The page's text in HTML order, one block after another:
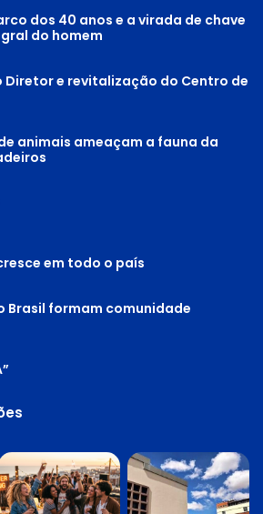
dos 40 anos e a virada de chave
do homem
Diretor e revitalização do Centro de
animais ameaçam a fauna da
em todo o país
Brasil formam comunidade